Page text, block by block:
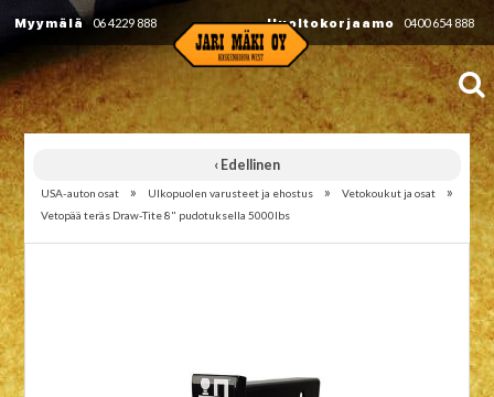
Myymälä 06 4229 888 Huoltokorjaamo 0400 654 888
‹ Edellinen
USA-auton osat » Ulkopuolen varusteet ja ehostus » Vetokoukut ja osat »
Vetopää teräs Draw-Tite 8" pudotuksella 5000lbs